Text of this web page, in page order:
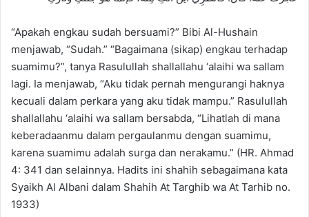
“Apakah engkau sudah bersuami?” Bibi Al-Hushain
menjawab, “Sudah.” “Bagaimana (sikap) engkau terhadap
suamimu?”, tanya Rasulullah shallallahu ‘alaihi wa sallam
lagi. Ia menjawab, “Aku tidak pernah mengurangi haknya
kecuali dalam perkara yang aku tidak mampu.” Rasulullah
shallallahu ‘alaihi wa sallam bersabda, “Lihatlah di mana
keberadaanmu dalam pergaulanmu dengan suamimu,
karena suamimu adalah surga dan nerakamu.” (HR. Ahmad
4: 341 dan selainnya. Hadits ini shahih sebagaimana kata
Syaikh Al Albani dalam Shahih At Targhib wa At Tarhib no.
1933)